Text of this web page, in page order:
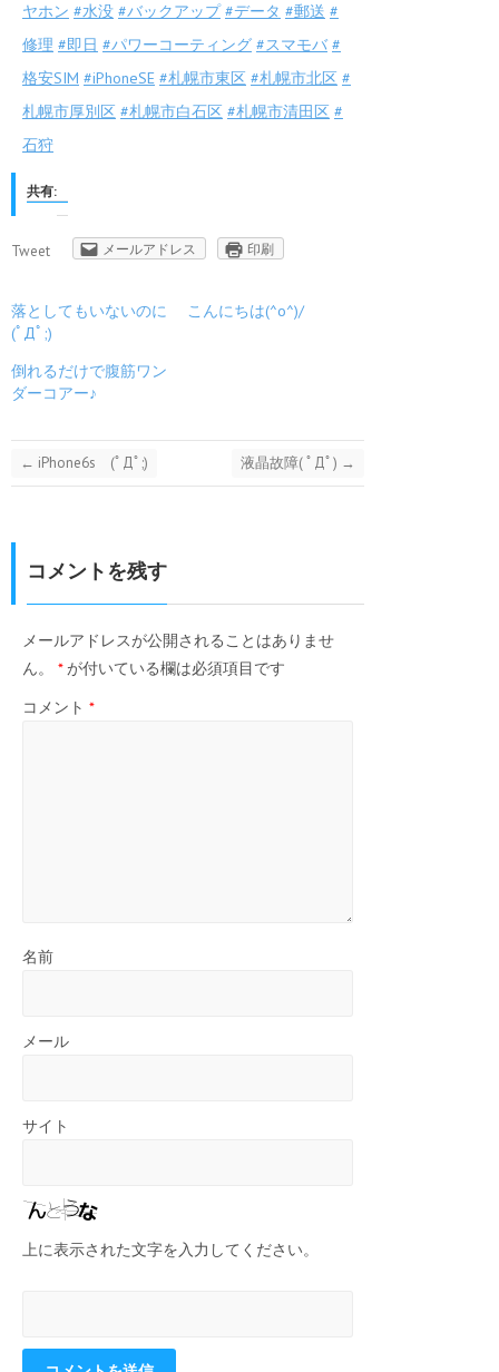
ヤホン‬ ‪#‎水没‬ ‪#‎バックアップ‬ ‪#‎データ‬ ‪#‎郵送‬ ‪#‎
修理‬ ‪#‎即日‬ ‪#‎パワーコーティング‬ ‪#‎スマモバ‬ ‪#‎
格安SIM‬ ‪#‎iPhoneSE‬ ‪#‎札幌市東区‬ ‪#‎札幌市北区‬ ‪#‎
札幌市厚別区‬ ‪#‎札幌市白石区‬ ‪#‎札幌市清田区‬ ‪#‎
石狩
共有:
Tweet メールアドレス 印刷
落としてもいないのに
(ﾟДﾟ;)
こんにちは(^o^)/
倒れるだけで腹筋ワン
ダーコアー♪
← iPhone6s (ﾟДﾟ;) 液晶故障( ﾟДﾟ) →
コメントを残す
メールアドレスが公開されることはありませ
ん。
*が付いている欄は必須項目です
コメント *
名前
メール
サイト
上に表示された文字を入力してください。